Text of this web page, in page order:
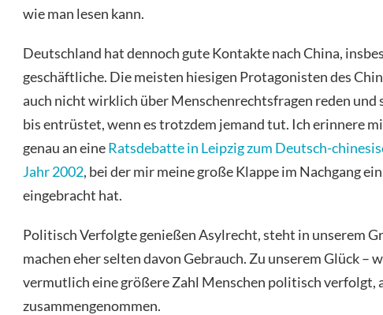
wie man lesen kann.
Deutschland hat dennoch gute Kontakte nach China,
geschäftliche. Die meisten hiesigen Protagonisten des
auch nicht wirklich über Menschenrechtsfragen reden
bis entrüstet, wenn es trotzdem jemand tut. Ich erinnere
genau an eineRatsdebatte in Leipzig zum Deutsch-
Jahr 2002, bei der mir meine große Klappe im Nachgang
eingebracht hat.
Politisch Verfolgte genießen Asylrecht, steht in unserem
machen eher selten davon Gebrauch. Zu unserem Glück –
vermutlich eine größere Zahl Menschen politisch verfolgt,
zusammengenommen.